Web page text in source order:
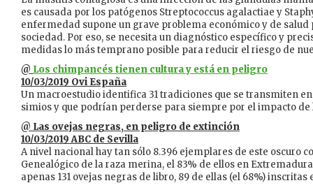
es causada por los patógenos Streptococcus agalactiae y
enfermedad supone un grave problema económico y de salud
sociedad. Por eso, se necesita un diagnóstico específico y
medidas lo más temprano posible para reducir el riesgo de
@ Los chimpancés tienen cultura y está en peligro
10/03/2019 Ovi España
Un macroestudio identifica 31 tradiciones que se transmiten
simios y que podrían perderse para siempre por el impacto de
@ Las ovejas negras, en peligro de extinción
10/03/2019 ABC de Sevilla
A nivel nacional hay tan sólo 8.396 ejemplares de este oscuro
Genealógico de la raza merina, el 83% de ellos en
apenas 131 ovejas negras de libro, 89 de ellas (el 68%)